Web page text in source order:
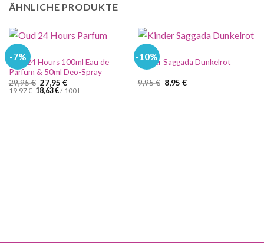
ÄHNLICHE PRODUKTE
-7%
Oud 24 Hours 100ml Eau de
Parfum & 50ml Deo-Spray
29,95€ Ursprünglicher
Preis
war:
27,95 €Aktueller
Preis
19,97€ 18,63€/ 100 l
-10%
Kinder Saggada Dunkelrot
9,95€ Ursprünglicher
Preis
8,95 €Aktueller